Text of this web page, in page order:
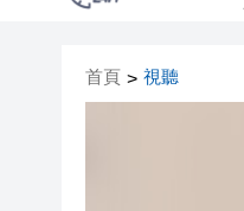
首頁 > 視聽